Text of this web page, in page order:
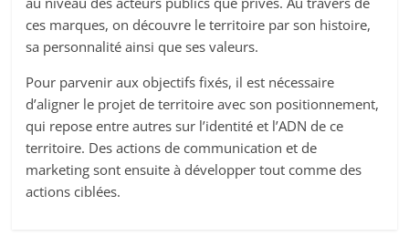
ces marques, on découvre le territoire par son histoire,
sa personnalité ainsi que ses valeurs.
Pour parvenir aux objectifs fixés, il est nécessaire
d’aligner le projet de territoire avec son positionnement,
qui repose entre autres sur l’identité et l’ADN de ce
territoire. Des actions de communication et de
marketing sont ensuite à développer tout comme des
actions ciblées.